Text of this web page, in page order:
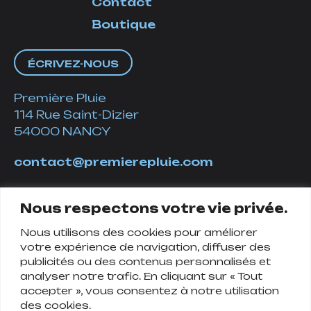
Nous respectons votre vie privée.
Nous utilisons des cookies pour améliorer
votre expérience de navigation, diffuser des
publicités ou des contenus personnalisés et
analyser notre trafic. En cliquant sur « Tout
accepter », vous consentez à notre utilisation
des cookies.
Boutique
ÉCRIVEZ-NOUS
Première Pluie
114 Rue Saint-Dizier
54000 NANCY
contact@premierepluie.com
Suivez-nous